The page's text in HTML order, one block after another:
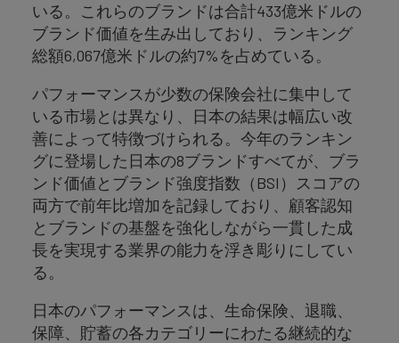
いる。これらのブランドは合計433億米ドルの
ブランド価値を生み出しており、ランキング
総額6,067億米ドルの約7%を占めている。
パフォーマンスが少数の保険会社に集中して
いる市場とは異なり、日本の結果は幅広い改
善によって特徴づけられる。今年のランキン
グに登場した日本の8ブランドすべてが、ブラ
ンド価値とブランド強度指数（BSI）スコアの
両方で前年比増加を記録しており、顧客認知
とブランドの基盤を強化しながら一貫した成
長を実現する業界の能力を浮き彫りにしてい
る。
日本のパフォーマンスは、生命保険、退職、
保障、貯蓄の各カテゴリーにわたる継続的な